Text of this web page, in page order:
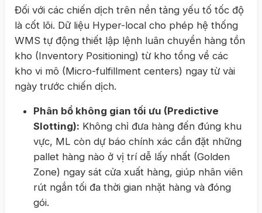
Đối với các chiến dịch trên nền tảng yếu tố tốc độ
là cốt lõi. Dữ liệu Hyper-local cho phép hệ thống
WMS tự động thiết lập lệnh luân chuyển hàng tồn
kho (Inventory Positioning) từ kho tổng về các
kho vi mô (Micro-fulfillment centers) ngay từ vài
ngày trước chiến dịch.
Phân bổ không gian tối ưu (Predictive
Slotting): Không chỉ đưa hàng đến đúng khu
vực, ML còn dự báo chính xác cần đặt những
pallet hàng nào ở vị trí dễ lấy nhất (Golden
Zone) ngay sát cửa xuất hàng, giúp nhân viên
rút ngắn tối đa thời gian nhặt hàng và đóng
gói.